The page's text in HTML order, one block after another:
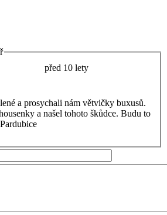
před 10 lety
a prosychali nám větvičky buxusů.
a našel tohoto škůdce. Budu to